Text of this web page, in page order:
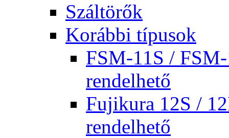
Száltörők
Korábbi típusok
FSM-11S /
rendelhető
Fujikura 12S /
rendelhető